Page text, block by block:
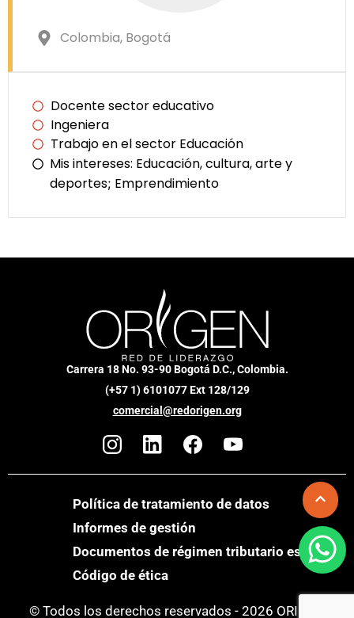
Colombia, Bogotá
Docente sector educativo
Ingeniera
Trabajo en el sector Educación
Mis intereses: Educación, cultura, arte y
deportes; Emprendimiento
Carrera 18 No. 93-90 Bogotá D.C., Colombia.
(+57 1) 6101077 Ext 128/129
comercial@redorigen.org
Política de tratamiento de datos
Informes de gestión
Documentos de régimen tributario especial
Código de ética
© Todos los derechos reservados - 2026 ORIGEN